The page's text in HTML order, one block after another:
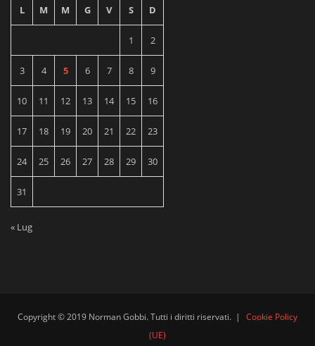
L M M G V S D
1 2
3 4 5 6 7 8 9
10 11 12 13 14 15 16
17 18 19 20 21 22 23
24 25 26 27 28 29 30
31
« Lug
Copyright © 2019 Norman Gobbi. Tutti i diritti riservati. |
Cookie Policy
(UE)